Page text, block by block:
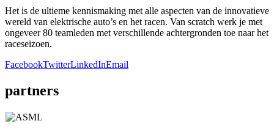
Het is de ultieme kennismaking met alle aspecten van de innovatieve
wereld van elektrische auto’s en het racen. Van scratch werk je met
ongeveer 80 teamleden met verschillende achtergronden toe naar het
raceseizoen.
FacebookTwitterLinkedInEmail
partners